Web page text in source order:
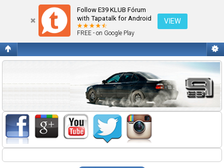
Follow E39 KLUB Fórum
with Tapatalk for Android
FREE - on Google Play
VIEW
Gyakran ismételt kérdések